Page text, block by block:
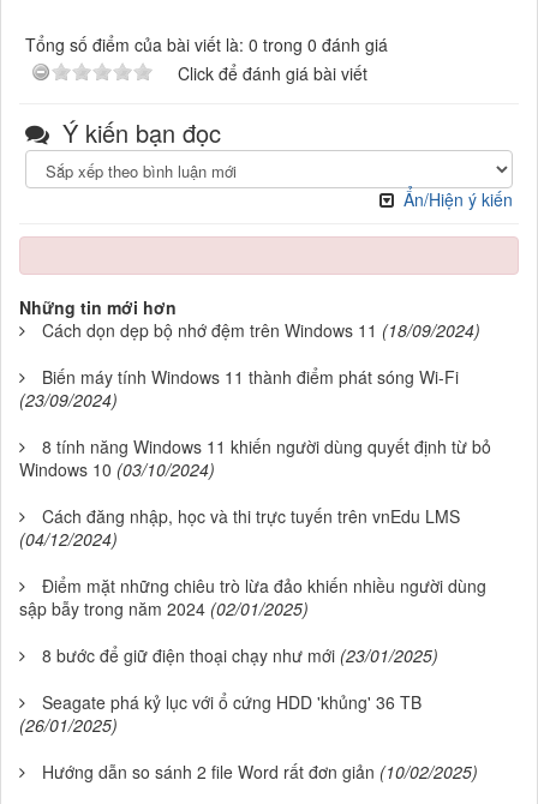
Tổng số điểm của bài viết là: 0 trong 0 đánh giá
Click để đánh giá bài viết
Ý kiến bạn đọc
Ẩn/Hiện ý kiến
Những tin mới hơn
Cách dọn dẹp bộ nhớ đệm trên Windows 11 (18/09/2024)
Biến máy tính Windows 11 thành điểm phát sóng Wi-Fi
(23/09/2024)
8 tính năng Windows 11 khiến người dùng quyết định từ bỏ
Windows 10 (03/10/2024)
Cách đăng nhập, học và thi trực tuyến trên vnEdu LMS
(04/12/2024)
Điểm mặt những chiêu trò lừa đảo khiến nhiều người dùng
sập bẫy trong năm 2024 (02/01/2025)
8 bước để giữ điện thoại chạy như mới (23/01/2025)
Seagate phá kỷ lục với ổ cứng HDD 'khủng' 36 TB
(26/01/2025)
Hướng dẫn so sánh 2 file Word rất đơn giản (10/02/2025)